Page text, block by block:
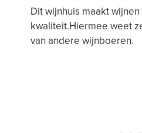
Dit wijnhuis maakt
kwaliteit.Hiermee weet
van andere wijnboeren.